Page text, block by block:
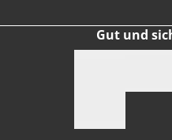
Gut und